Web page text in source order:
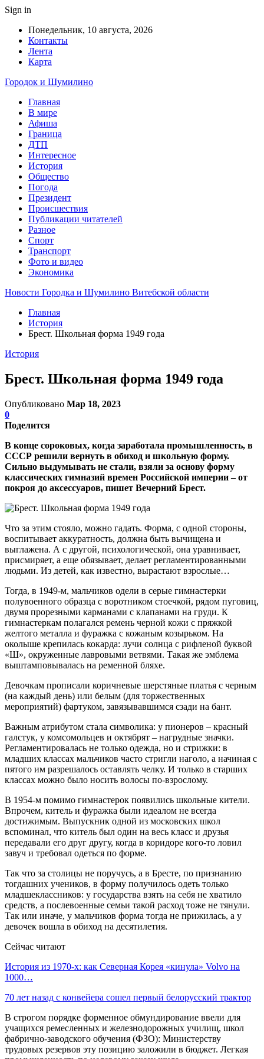
Sign in
Понедельник, 10 августа, 2026
Контакты
Лента
Карта
Городок и Шумилино
Главная
В мире
Афиша
Граница
ДТП
Интересное
История
Общество
Погода
Президент
Происшествия
Публикации читателей
Разное
Спорт
Транспорт
Фото и видео
Экономика
Новости Городка и Шумилино Витебской области
Главная
История
Брест. Школьная форма 1949 года
История
Брест. Школьная форма 1949 года
Опубликовано Мар 18, 2023
0
Поделится
В конце сороковых, когда заработала промышленность, в
СССР решили вернуть в обиход и школьную форму.
Сильно выдумывать не стали, взяли за основу форму
классических гимназий времен Российской империи – от
покроя до аксессуаров, пишет Вечерний Брест.
Что за этим стояло, можно гадать. Форма, с одной стороны,
воспитывает аккуратность, должна быть вычищена и
выглажена. А с другой, психологической, она уравнивает,
присмиряет, а еще обязывает, делает регламентированными
людьми. Из детей, как известно, вырастают взрослые…
Тогда, в 1949-м, мальчиков одели в серые гимнастерки
полувоенного образца с воротником стоечкой, рядом пуговиц,
двумя прорезными карманами с клапанами на груди. К
гимнастеркам полагался ремень черной кожи с пряжкой
желтого металла и фуражка с кожаным козырьком. На
околыше крепилась кокарда: лучи солнца с рифленой буквой
«Ш», окруженные лавровыми ветвями. Такая же эмблема
выштамповывалась на ременной бляхе.
Девочкам прописали коричневые шерстяные платья с черным
(на каждый день) или белым (для торжественных
мероприятий) фартуком, завязывавшимся сзади на бант.
Важным атрибутом стала символика: у пионеров – красный
галстук, у комсомольцев и октябрят – нагрудные значки.
Регламентировалась не только одежда, но и стрижки: в
младших классах мальчиков часто стригли наголо, а начиная с
пятого им разрешалось оставлять челку. И только в старших
классах можно было носить волосы по-взрослому.
В 1954-м помимо гимнастерок появились школьные кители.
Впрочем, китель и фуражка были идеалом не всегда
достижимым. Выпускник одной из московских школ
вспоминал, что китель был один на весь класс и друзья
передавали его друг другу, когда в коридоре кого-то ловил
завуч и требовал одеться по форме.
Так что за столицы не поручусь, а в Бресте, по признанию
тогдашних учеников, в форму получилось одеть только
младшеклассников: у государства взять на себя не хватило
средств, а послевоенные семьи такой расход тоже не тянули.
Так или иначе, у мальчиков форма тогда не прижилась, а у
девочек вошла в обиход на десятилетия.
Сейчас читают
История из 1970-х: как Северная Корея «кинула» Volvo на
1000…
70 лет назад с конвейера сошел первый белорусский трактор
В строгом порядке форменное обмундирование ввели для
учащихся ремесленных и железнодорожных училищ, школ
фабрично-заводского обучения (ФЗО): Министерству
трудовых резервов эту позицию заложили в бюджет. Легкая